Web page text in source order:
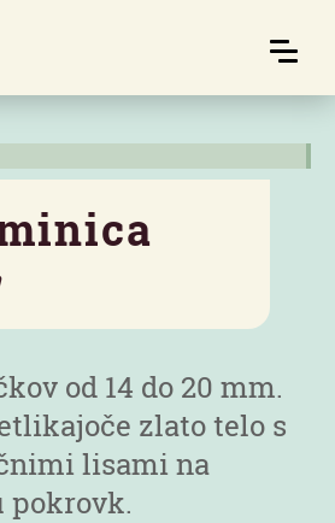
od 14 do 20 mm.
zlato telo s
lisami na
pokrovk.